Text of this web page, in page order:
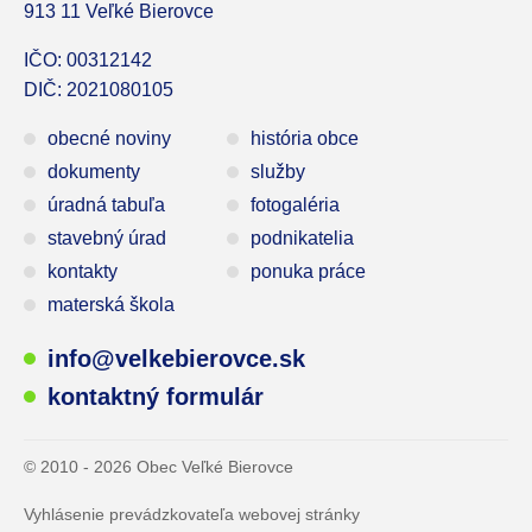
913 11 Veľké Bierovce
IČO: 00312142
DIČ: 2021080105
obecné noviny
história obce
dokumenty
služby
úradná tabuľa
fotogaléria
stavebný úrad
podnikatelia
kontakty
ponuka práce
materská škola
info@velkebierovce.sk
kontaktný formulár
© 2010 - 2026 Obec Veľké Bierovce
Vyhlásenie prevádzkovateľa webovej stránky